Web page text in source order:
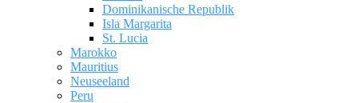
Dominikanische Republik
Isla Margarita
St. Lucia
Marokko
Mauritius
Neuseeland
Peru